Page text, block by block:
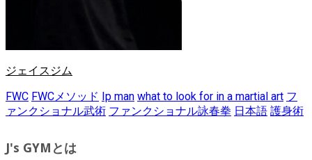
ジェイスジム
FWC FWCメソッド Ip man what to look for in a martial art フ
ァンクショナル武術 ファンクショナル詠春拳 日本語 護身術
J's GYMとは